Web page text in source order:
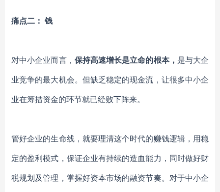
痛点二： 钱
对中小企业而言， 保持高速增长是立命的根本， 是与大企
业竞争的最大机会。但缺乏稳定的现金流，让很多中小企
业在筹措资金的环节就已经败下阵来。
管好企业的生命线，就要理清这个时代的赚钱逻辑，用稳
定的盈利模式，保证企业有持续的造血能力，同时做好财
税规划及管理，掌握好资本市场的融资节奏。对于中小企